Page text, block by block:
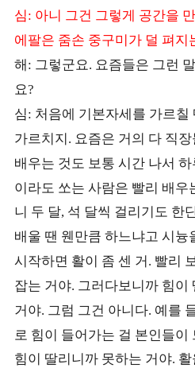
심: 아니 그건 그렇게 공간을
에팔은 줌손 중구미가 덜 펴지
해: 그렇군요. 요즘들은 그런
요?
심: 처음에 기본자세를 가르
가르치지. 요즘은 거의 다 직
배우는 것도 보통 시간 나서
이라도 쏘는 사람은 빨리 배우
니 두 달, 석 달씩 걸리기도 한
배울 땐 웬만큼 하느냐고 시늉
시작하면 활이 좀 센 거. 빨리
잡는 거야. 그러다보니까 힘이
거야. 그럼 그건 아니다. 예를
로 힘이 들어가는 걸 본인들이
힘이 딸리니까 못하는 거야.